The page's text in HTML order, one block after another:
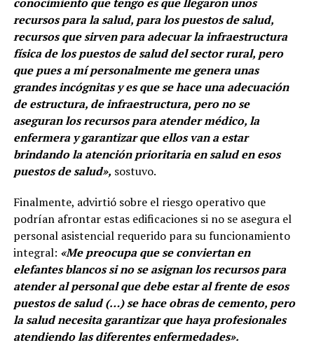
recursos para la salud, para los puestos de salud,
recursos que sirven para adecuar la infraestructura
física de los puestos de salud del sector rural, pero
que pues a mí personalmente me genera unas
grandes incógnitas y es que se hace una adecuación
de estructura, de infraestructura, pero no se
aseguran los recursos para atender médico, la
enfermera y garantizar que ellos van a estar
brindando la atención prioritaria en salud en esos
puestos de salud», sostuvo.
Finalmente, advirtió sobre el riesgo operativo que
podrían afrontar estas edificaciones si no se asegura el
personal asistencial requerido para su funcionamiento
integral: «Me preocupa que se conviertan en
elefantes blancos si no se asignan los recursos para
atender al personal que debe estar al frente de esos
puestos de salud (…) se hace obras de cemento, pero
la salud necesita garantizar que haya profesionales
atendiendo las diferentes enfermedades».